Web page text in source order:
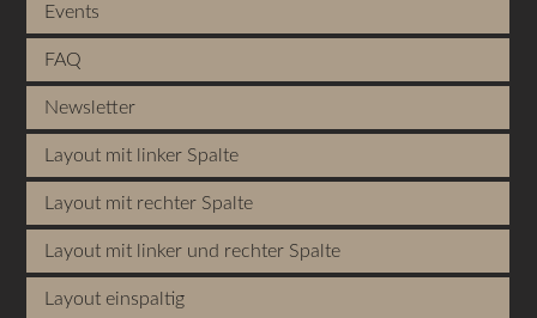
Events
FAQ
Newsletter
Layout mit linker Spalte
Layout mit rechter Spalte
Layout mit linker und rechter Spalte
Layout einspaltig